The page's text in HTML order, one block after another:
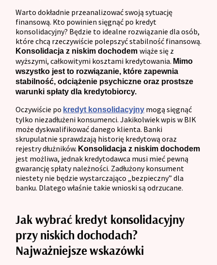
Warto dokładnie przeanalizować swoją sytuację
finansową. Kto powinien sięgnąć po kredyt
konsolidacyjny? Będzie to idealne rozwiązanie dla osób,
które chcą rzeczywiście polepszyć stabilność finansową.
Konsolidacja z niskim dochodem wiąże się z
wyższymi, całkowitymi kosztami kredytowania. Mimo
wszystko jest to rozwiązanie, które zapewnia
stabilność, odciążenie psychiczne oraz prostsze
warunki spłaty dla kredytobiorcy.
Oczywiście po kredyt konsolidacyjny mogą sięgnąć
tylko niezadłużeni konsumenci. Jakikolwiek wpis w BIK
może dyskwalifikować danego klienta. Banki
skrupulatnie sprawdzają historię kredytową oraz
rejestry dłużników. Konsolidacja z niskim dochodem
jest możliwa, jednak kredytodawca musi mieć pewną
gwarancję spłaty należności. Zadłużony konsument
niestety nie będzie wystarczająco „bezpieczny” dla
banku. Dlatego właśnie takie wnioski są odrzucane.
Jak wybrać kredyt konsolidacyjny
przy niskich dochodach?
Najważniejsze wskazówki